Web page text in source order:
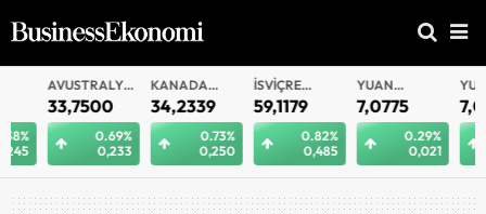
AVUSTRALYA
DOLARI
33,7500
0.69%
0,233
KANADA
DOLARI
34,2339
0.73%
0,250
İSVIÇRE
FRANKI
59,1179
0.82%
0,485
OFFSHORE
7,0775
0.29%
0,021
7,0812